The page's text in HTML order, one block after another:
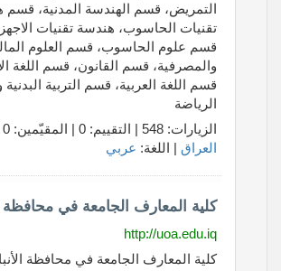
التمريض، قسم الهندسة المدنية، قسم
تقنيات الحاسوب، هندسة تقنيات
قسم علوم الحاسوب، قسم العلوم
والمصرفية، قسم القانون، قسم اللغة
قسم اللغة العربية، قسم التربية
الرياضة
الزيارات: 548 | التقييم: 0 | المقيّمين: 0 | الدولة:
العراق | اللغة: عربي
كلية المعارف الجامعة في محافظة
http://uoa.edu.iq
كلية المعارف الجامعة في محافظة